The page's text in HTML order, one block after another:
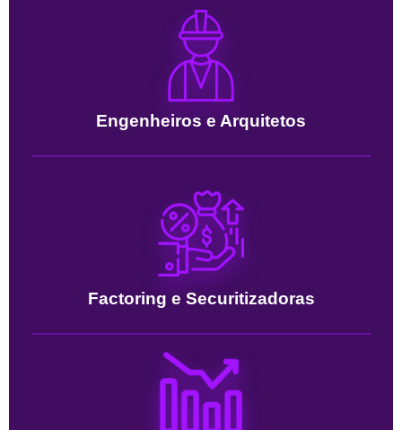
Engenheiros e Arquitetos
Factoring e Securitizadoras